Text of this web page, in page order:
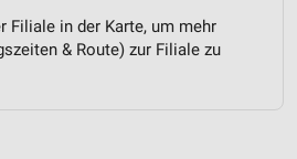
Filiale in der Karte, um mehr
& Route) zur Filiale zu